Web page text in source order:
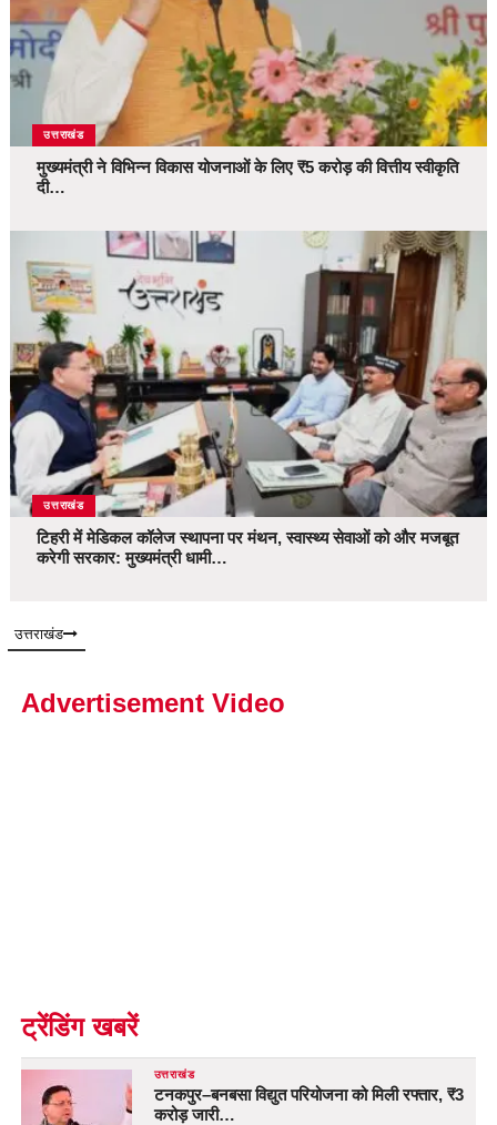
उत्तराखंड
मुख्यमंत्री ने विभिन्न विकास योजनाओं के लिए ₹5 करोड़ की वित्तीय स्वीकृति
दी…
उत्तराखंड
टिहरी में मेडिकल कॉलेज स्थापना पर मंथन, स्वास्थ्य सेवाओं को और मजबूत
करेगी सरकार: मुख्यमंत्री धामी…
उत्तराखंड
Advertisement Video
ट्रेंडिंग खबरें
उत्तराखंड
टनकपुर–बनबसा विद्युत परियोजना को मिली रफ्तार, ₹3
करोड़ जारी…